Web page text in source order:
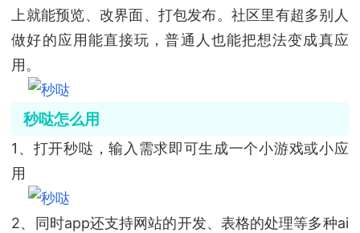
上就能预览、改界面、打包发布。社区里有超多别人
做好的应用能直接玩，普通人也能把想法变成真应
用。
秒哒怎么用
1、打开秒哒，输入需求即可生成一个小游戏或小应
用
2、同时app还支持网站的开发、表格的处理等多种ai